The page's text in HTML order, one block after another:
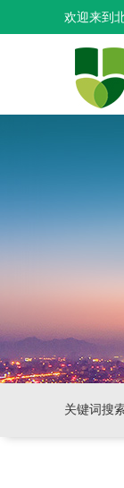
欢迎来到
关键词搜